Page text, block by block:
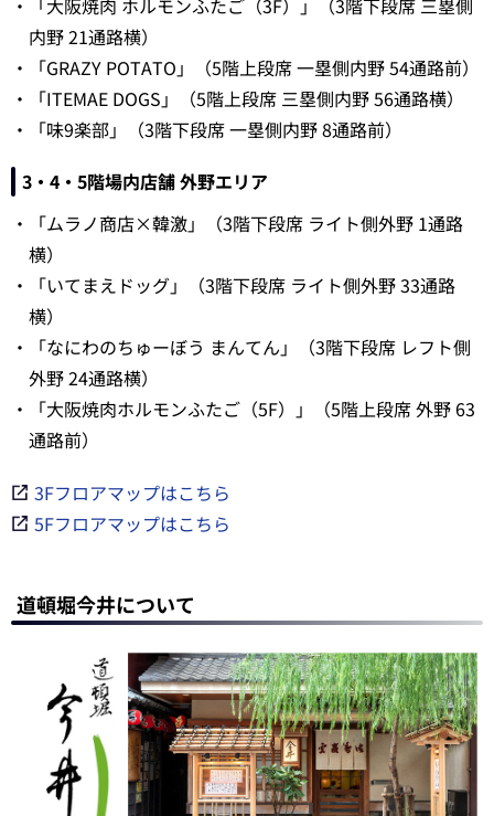
内野 21通路横）
・「GRAZY POTATO」（5階上段席 一塁側内野 54通路前）
・「ITEMAE DOGS」（5階上段席 三塁側内野 56通路横）
・「味9楽部」（3階下段席 一塁側内野 8通路前）
3・4・5階場内店舗 外野エリア
・「ムラノ商店×韓激」（3階下段席 ライト側外野 1通路
横）
・「いてまえドッグ」（3階下段席 ライト側外野 33通路
横）
・「なにわのちゅーぼう まんてん」（3階下段席 レフト側
外野 24通路横）
・「大阪焼肉ホルモンふたご（5F）」（5階上段席 外野 63
通路前）
3Fフロアマップはこちら
5Fフロアマップはこちら
道頓堀今井について